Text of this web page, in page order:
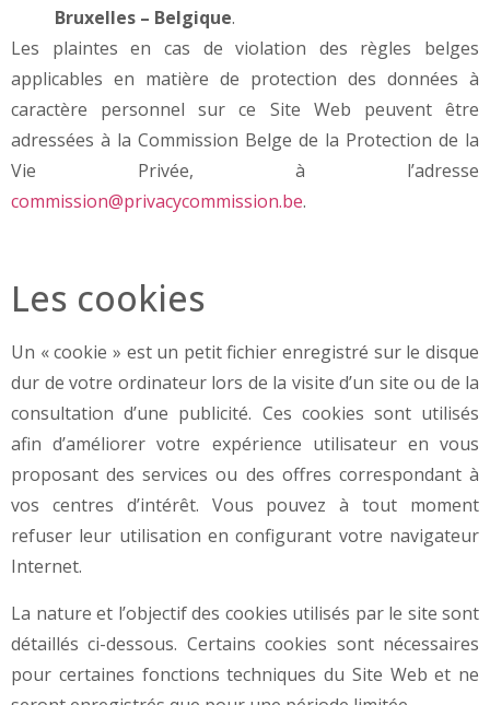
Bruxelles – Belgique.
Les plaintes en cas de violation des règles belges
applicables en matière de protection des données à
caractère personnel sur ce Site Web peuvent être
adressées à la Commission Belge de la Protection de la
Vie Privée, à l’adresse
commission@privacycommission.be.
Les cookies
Un « cookie » est un petit fichier enregistré sur le disque
dur de votre ordinateur lors de la visite d’un site ou de la
consultation d’une publicité. Ces cookies sont utilisés
afin d’améliorer votre expérience utilisateur en vous
proposant des services ou des offres correspondant à
vos centres d’intérêt. Vous pouvez à tout moment
refuser leur utilisation en configurant votre navigateur
Internet.
La nature et l’objectif des cookies utilisés par le site sont
détaillés ci-dessous. Certains cookies sont nécessaires
pour certaines fonctions techniques du Site Web et ne